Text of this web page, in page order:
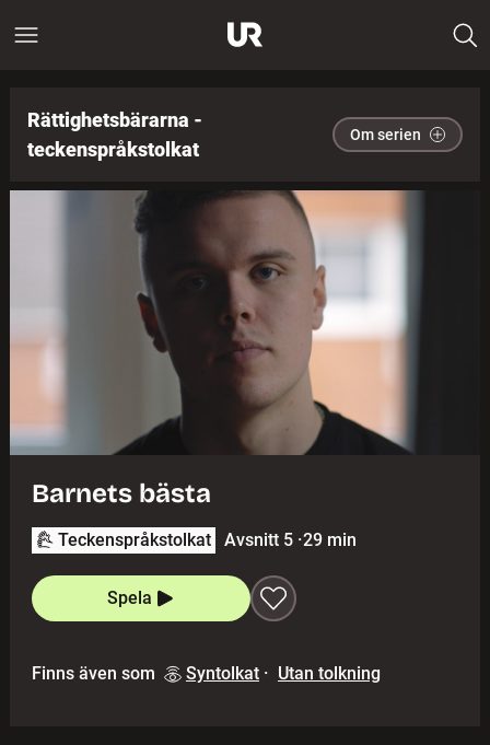
Rättighetsbärarna -
teckenspråkstolkat
Om serien
Barnets bästa
Teckenspråkstolkat Avsnitt 5 ·29 min
Spela
Finns även som Syntolkat · Utan tolkning